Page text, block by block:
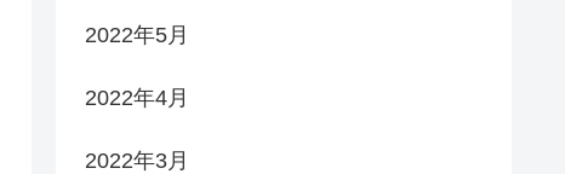
2022年5月
2022年4月
2022年3月